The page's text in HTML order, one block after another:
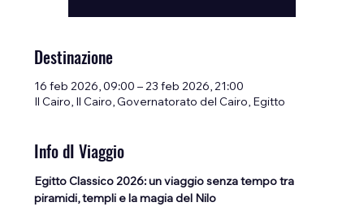
Destinazione
16 feb 2026, 09:00 – 23 feb 2026, 21:00
Il Cairo, Il Cairo, Governatorato del Cairo, Egitto
Info dI Viaggio
Egitto Classico 2026: un viaggio senza tempo tra
piramidi, templi e la magia del Nilo